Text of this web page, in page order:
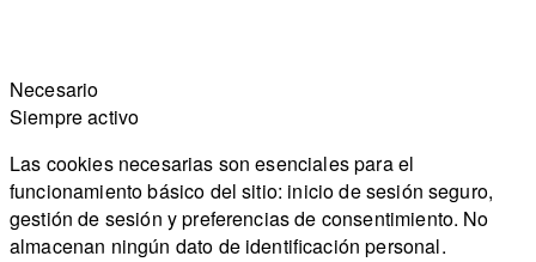
Necesario
Siempre activo
Las cookies necesarias son esenciales para el
funcionamiento básico del sitio: inicio de sesión seguro,
gestión de sesión y preferencias de consentimiento. No
almacenan ningún dato de identificación personal.